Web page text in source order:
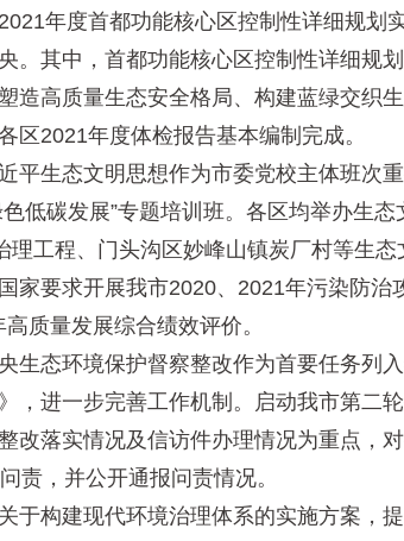
年度首都功能核心区控制性详细规划
。其中，首都功能核心区控制性详细规
造高质量生态安全格局、构建蓝绿交织
区2021年度体检报告基本编制完成。
生态文明思想作为市委党校主体班次重
低碳发展”专题培训班。各区均举办生
理工程、门头沟区妙峰山镇炭厂村等生
要求开展我市2020、2021年污染防治
质量发展综合绩效评价。
态环境保护督察整改作为首要任务列入
，进一步完善工作机制。启动我市第二
改落实情况及信访件办理情况为重点，
责，并公开通报问责情况。
构建现代环境治理体系的实施方案，提